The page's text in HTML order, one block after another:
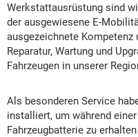
Werkstattausrüstung sind
der ausgewiesene E-
ausgezeichnete Kompetenz
Reparatur, Wartung und
Fahrzeugen in unserer
Als besonderen Service
installiert, um während
Fahrzeugbatterie zu